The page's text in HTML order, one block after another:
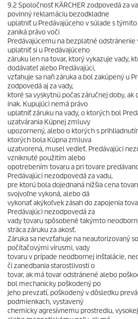
9.2 Spoločnosť KÄRCHER zodpovedá za
povinný reklamáciu bezodkladne
uplatniť u Predávajúceho v súlade s
zaniká právo voči
Predávajúcemu na bezplatné odstránenie
uplatniť si u Predávajúceho
záruku len na tovar, ktorý vykazuje vady,
dodávateľ alebo Predávajúci,
vzťahuje sa naň záruka a bol zakúpený u
zodpovedá aj za vady,
ktoré sa vyskytnú počas záručnej doby, ak
inak. Kupujúci nemá právo
uplatniť záruku na vady, o ktorých bol
uzatvárania Kúpnej zmluvy
upozornený, alebo o ktorých s
ktorých bola Kúpna zmluva
uzatvorená, musel vedieť. Predávajúci
vzniknuté použitím alebo
opotrebením tovaru a pri tovare
Predávajúci nezodpovedá za vadu,
pre ktorú bola dojednaná nižšia cena
svojvoľne vykoná, alebo dá
vykonať akýkoľvek zásah do zapojenia
Predávajúci nezodpovedá za
vady tovaru spôsobené takýmto
stráca záruku za akosť.
Záruka sa nevzťahuje na neautorizovaný
počítačovými vírusmi, vady
tovaru v prípade neodbornej inštalácie,
či zanedbania starostlivosti o
tovar, ak má tovar odstránené alebo
bol mechanicky poškodený po
jeho prevzatí, poškodený v dôsledku
podmienkach, vystavený
chemicky agresívnemu prostrediu,